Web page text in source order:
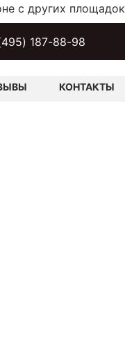
187-88-98
КОНТАКТЫ
с других площадок